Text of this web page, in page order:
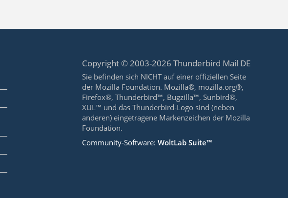
Copyright © 2003-2026 Thunderbird Mail DE
Sie befinden sich NICHT auf einer offiziellen Seite
der Mozilla Foundation. Mozilla®, mozilla.org®,
Firefox®, Thunderbird™, Bugzilla™, Sunbird®,
XUL™ und das Thunderbird-Logo sind (neben
anderen) eingetragene Markenzeichen der Mozilla
Foundation.
Community-Software:WoltLab Suite™